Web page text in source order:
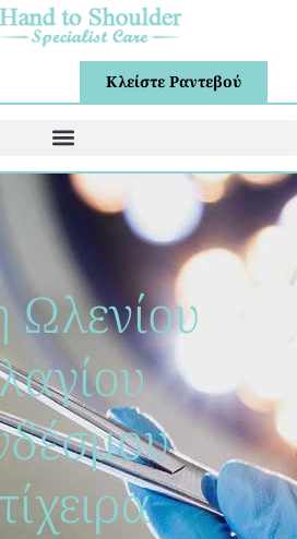
Κλείστε Ραντεβού
Ωλενίου